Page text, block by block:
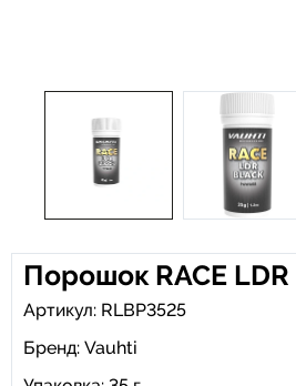
Порошок RACE LDR
Артикул: RLBP3525
Бренд: Vauhti